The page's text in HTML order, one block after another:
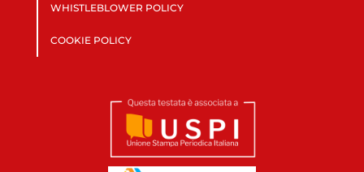
WHISTLEBLOWER POLICY
COOKIE POLICY